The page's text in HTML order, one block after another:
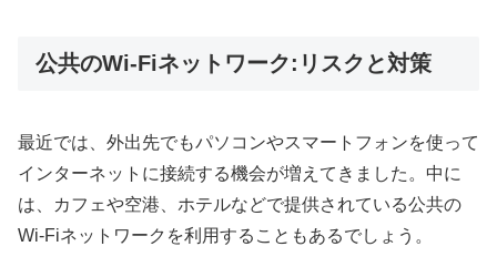
公共のWi-Fiネットワーク:リスクと対策
最近では、外出先でもパソコンやスマートフォンを使って
インターネットに接続する機会が増えてきました。中に
は、カフェや空港、ホテルなどで提供されている公共の
Wi-Fiネットワークを利用することもあるでしょう。